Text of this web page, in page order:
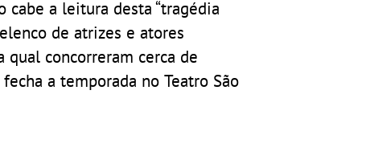
cabe a leitura desta “tragédia
de atrizes e atores
concorreram cerca de
a temporada no Teatro São